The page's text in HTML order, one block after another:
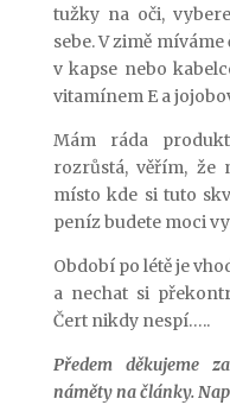
tužky na oči,
sebe. V zimě
v kapse nebo
vitamínem E a
Mám ráda
rozrůstá, věřím, že
místo kde si tuto
peníz budete moci
Období po létě je
a nechat si
Čert nikdy nespí…..
Předem děkujeme
náměty na články.